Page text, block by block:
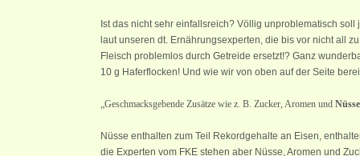
Ist das nicht sehr einfallsreich? Völlig unproblematisch
laut unseren dt. Ernährungsexperten, die bis vor nicht all
Fleisch problemlos durch Getreide ersetzt!? Ganz
10 g Haferflocken! Und wie wir von oben auf der Seite
„Geschmacksgebende Zusätze wie z. B. Zucker, Aromen und Nüsse
Nüsse enthalten zum Teil Rekordgehalte an Eisen,
die Experten vom FKE stehen aber Nüsse, Aromen und